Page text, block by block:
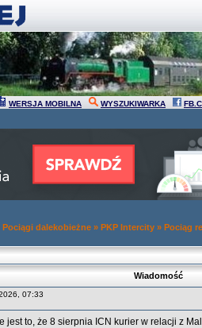
WERSJA MOBILNA WYSZUKIWARKA
Pociągi dalekobieżne » PKP Intercity » Pociąg
Wiadomość
2026, 07:33
jest to, że 8 sierpnia ICN kurier w relacji z